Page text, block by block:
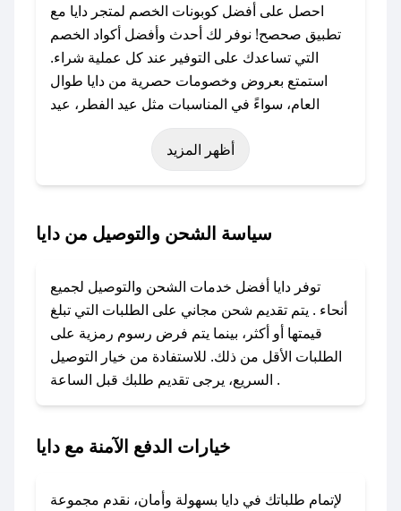
احصل على أفضل كوبونات الخصم لمتجر دايا مع
تطبيق صحصح! نوفر لك أحدث وأفضل أكواد الخصم
التي تساعدك على التوفير عند كل عملية شراء.
استمتع بعروض وخصومات حصرية من دايا طوال
العام، سواءً في المناسبات مثل عيد الفطر، عيد
الأضحى، الجمعة البيضاء (شهر نوفمبر)، رمضان،
اليوم الوطني، يوم التأسيس، أو حتى عروض خاصة
باستخدام تطبيق صحصح، يمكنك العثور بسهولة على
معنا عبر تويتر أو البريد الإلكتروني لإضافته بسرعة.
### كيفية استخدام كود خصم دايا؟
1. انسخ كود الخصم من تطبيق صحصح.
2. الصقه في خانة الدفع عند التسوق من دايا.
لا تقلق! يمكنك التواصل مع فريق دعم صحصح عبر
وسنقوم بحل المشكلة في أسرع وقت ممكن.
أظهر المزيد
سياسة الشحن والتوصيل من دايا
توفر دايا أفضل خدمات الشحن والتوصيل لجميع
أنحاء . يتم تقديم شحن مجاني على الطلبات التي تبلغ
قيمتها أو أكثر، بينما يتم فرض رسوم رمزية على
الطلبات الأقل من ذلك. للاستفادة من خيار التوصيل
السريع، يرجى تقديم طلبك قبل الساعة .
خيارات الدفع الآمنة مع دايا
لإتمام طلباتك في دايا بسهولة وأمان، نقدم مجموعة